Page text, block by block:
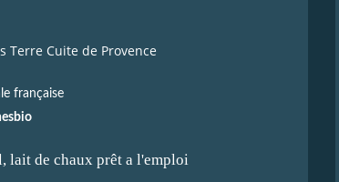
Cuite de Provence
française